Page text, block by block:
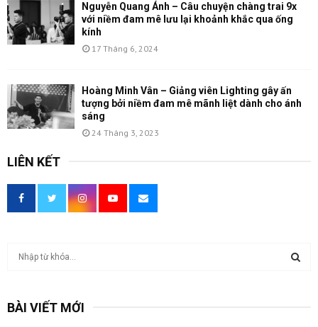
Nguyễn Quang Ánh – Câu chuyện chàng trai 9x
với niềm đam mê lưu lại khoảnh khắc qua ống
kính
17 Tháng 6, 2024
Hoàng Minh Vân – Giảng viên Lighting gây ấn
tượng bởi niềm đam mê mãnh liệt dành cho ánh
sáng
24 Tháng 3, 2023
LIÊN KẾT
BÀI VIẾT MỚI